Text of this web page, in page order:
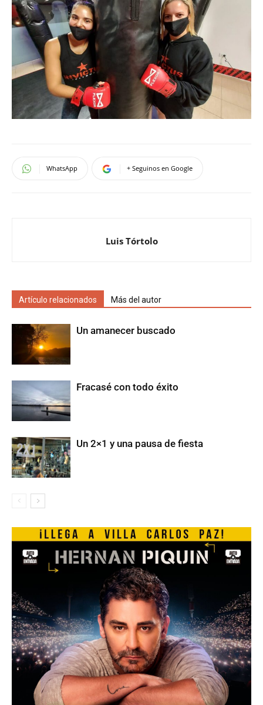
WhatsApp + Seguinos en Google
Luis Tórtolo
Artículo relacionados Más del autor
Un amanecer buscado
Fracasé con todo éxito
Un 2×1 y una pausa de fiesta